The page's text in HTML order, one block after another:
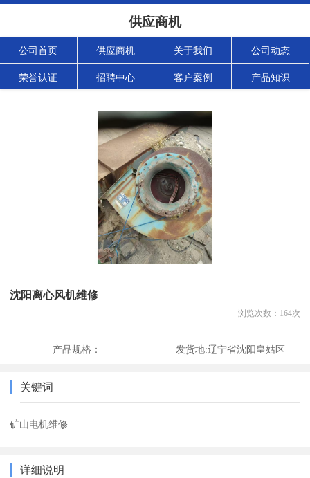
供应商机
公司首页 供应商机 关于我们 公司动态
荣誉认证 招聘中心 客户案例 产品知识
沈阳离心风机维修
浏览次数： 164次
产品规格： 发货地:辽宁省沈阳皇姑区
关键词
矿山电机维修
详细说明